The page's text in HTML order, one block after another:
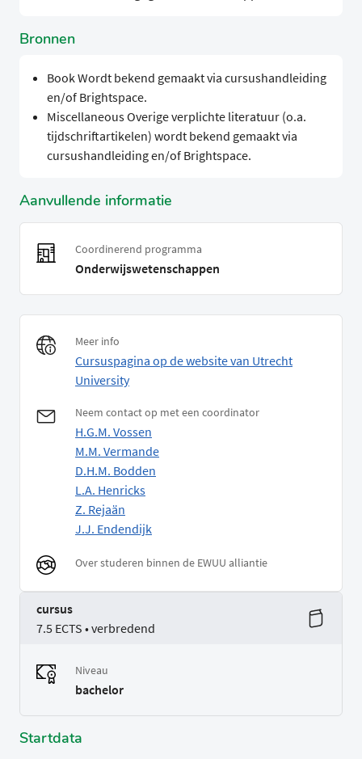
Bronnen
Book Wordt bekend gemaakt via cursushandleiding
en/of Brightspace.
Miscellaneous Overige verplichte literatuur (o.a.
tijdschriftartikelen) wordt bekend gemaakt via
cursushandleiding en/of Brightspace.
Aanvullende informatie
Coordinerend programma
Onderwijswetenschappen
Meer info
Cursuspagina op de website van Utrecht
University
Neem contact op met een coordinator
H.G.M. Vossen
M.M. Vermande
D.H.M. Bodden
L.A. Henricks
Z. Rejaän
J.J. Endendijk
Over studeren binnen de EWUU alliantie
cursus
7.5 ECTS • verbredend
Niveau
bachelor
Startdata